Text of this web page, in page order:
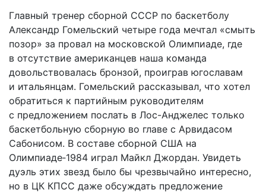
Главный тренер сборной СССР по баскетболу
Александр Гомельский четыре года мечтал «смыть
позор» за провал на московской Олимпиаде, где
в отсутствие американцев наша команда
довольствовалась бронзой, проиграв югославам
и итальянцам. Гомельский рассказывал, что хотел
обратиться к партийным руководителям
с предложением послать в Лос-Анджелес только
баскетбольную сборную во главе с Арвидасом
Сабонисом. В составе сборной США на
Олимпиаде‑1984 играл Майкл Джордан. Увидеть
дуэль этих звезд было бы чрезвычайно интересно,
но в ЦК КПСС даже обсуждать предложение